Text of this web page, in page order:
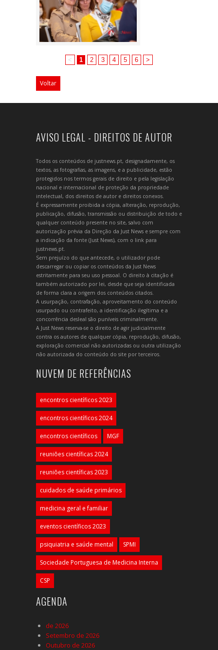
< 1 2 3 4 5 6 >
Voltar
AVISO LEGAL - DIREITOS DE AUTOR
Todos os conteúdos de justnews.pt, designadamente, os
textos, as fotografias, as imagens, e a publicidade, estão
protegidos nos termos gerais de direito e pela legislação
nacional e internacional de proteção da propriedade
intelectual, dos direitos de autor e direitos conexos.
É expressamente proibida a cópia, alteração, reprodução,
publicação, difusão, transmissão ou distribuição de todo e
qualquer conteúdo presente no site, salvo com
autorização prévia da Direção da Just News e sempre com
a indicação da fonte (Just News), com o link para
justnews.pt.
Sem prejuízo do que antecede, o utilizador pode
descarregar ou copiar os conteúdos da Just News
estritamente para seu uso pessoal. O direito à citação é
também autorizado por lei, desde que seja identificada
de forma clara a origem dos conteúdos citados.
A usurpação, contrafação, aproveitamento do conteúdo
usurpado ou contrafeito, a identificação ilegítima e a
concorrência desleal são puníveis criminalmente.
A Just News reserva-se o direito de agir judicialmente
contra os autores de qualquer cópia, reprodução, difusão,
exploração comercial não autorizadas ou outra utilização
não autorizada do conteúdo do site por terceiros.
NUVEM DE REFERÊNCIAS
encontros científicos 2023
encontros científicos 2024
encontros científicos MGF
reuniões científicas 2024
reuniões científicas 2023
cuidados de saúde primários
medicina geral e familiar
eventos científicos 2023
psiquiatria e saúde mental SPMI
Sociedade Portuguesa de Medicina Interna
CSP
AGENDA
de 2026
Setembro de 2026
Outubro de 2026